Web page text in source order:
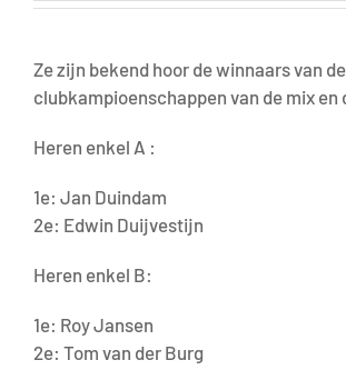
Ze zijn bekend hoor de winnaars van de
clubkampioenschappen van de mix en
Heren enkel A :
1e: Jan Duindam
2e: Edwin Duijvestijn
Heren enkel B:
1e: Roy Jansen
2e: Tom van der Burg